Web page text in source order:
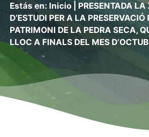
Estás en: Inicio
PRESENTADA LA
D’ESTUDI PER A LA PRESERVACIÓ
PATRIMONI DE LA PEDRA SECA,
LLOC A FINALS DEL MES